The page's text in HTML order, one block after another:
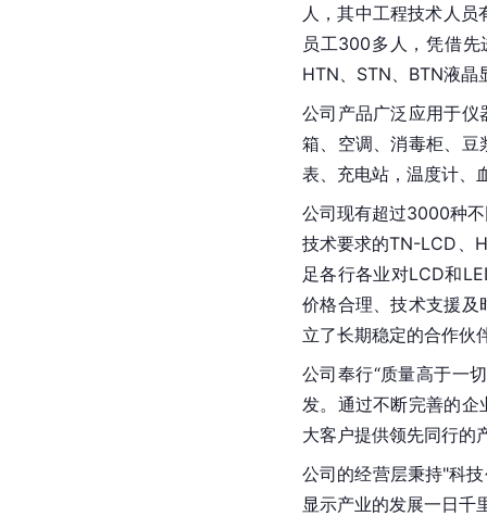
人，其中工程技术人
员工300多人，凭借
HTN、STN、BTN液晶
公司产品广泛应用于仪
箱、空调、消毒柜、豆
表、充电站，温度计、
公司现有超过3000种
技术要求的TN-LCD、
足各行各业对LCD和
价格合理、技术支援及
立了长期稳定的合作伙
公司奉行“质量高于一
发。通过不断完善的
大客户提供领先同行的
公司的经营层秉持"科
显示产业的发展一日千